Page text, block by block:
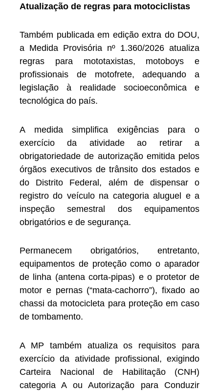
Atualização de regras para motociclistas
Também publicada em edição extra do DOU,
a Medida Provisória nº 1.360/2026 atualiza
regras para mototaxistas, motoboys e
profissionais de motofrete, adequando a
legislação à realidade socioeconômica e
tecnológica do país.
A medida simplifica exigências para o
exercício da atividade ao retirar a
obrigatoriedade de autorização emitida pelos
órgãos executivos de trânsito dos estados e
do Distrito Federal, além de dispensar o
registro do veículo na categoria aluguel e a
inspeção semestral dos equipamentos
obrigatórios e de segurança.
Permanecem obrigatórios, entretanto,
equipamentos de proteção como o aparador
de linha (antena corta-pipas) e o protetor de
motor e pernas (“mata-cachorro”), fixado ao
chassi da motocicleta para proteção em caso
de tombamento.
A MP também atualiza os requisitos para
exercício da atividade profissional, exigindo
Carteira Nacional de Habilitação (CNH)
categoria A ou Autorização para Conduzir